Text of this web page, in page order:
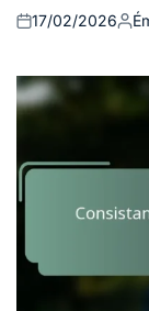
Posted
17/02/2026